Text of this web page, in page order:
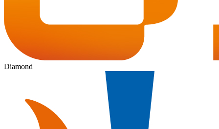
Diamond